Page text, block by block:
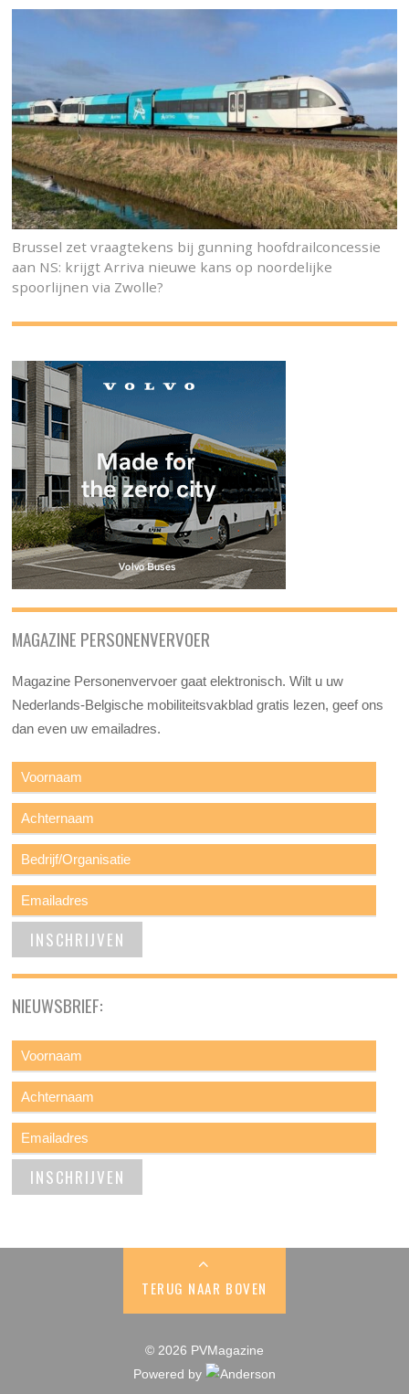
Brussel zet vraagtekens bij gunning hoofdrailconcessie
aan NS: krijgt Arriva nieuwe kans op noordelijke
spoorlijnen via Zwolle?
MAGAZINE PERSONENVERVOER
Magazine Personenvervoer gaat elektronisch. Wilt u uw
Nederlands-Belgische mobiliteitsvakblad gratis lezen, geef ons
dan even uw emailadres.
NIEUWSBRIEF:
TERUG NAAR BOVEN
© 2026 PVMagazine
Powered by